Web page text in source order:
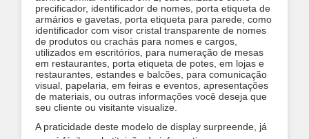
precificador, identificador de nomes, porta etiqueta de
armários e gavetas, porta etiqueta para parede, como
identificador com visor cristal transparente de nomes
de produtos ou crachás para nomes e cargos,
utilizados em escritórios, para numeração de mesas
em restaurantes, porta etiqueta de potes, em lojas e
restaurantes, estandes e balcões, para comunicação
visual, papelaria, em feiras e eventos, apresentações
de materiais, ou outras informações você deseja que
seu cliente ou visitante visualize.
A praticidade deste modelo de display surpreende, já